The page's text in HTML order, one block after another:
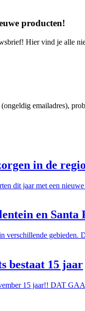
producten!
Hier vind je alle
emailadres),
in de regio
dit jaar met een
en Santa
verschillende gebieden.
bestaat 15 jaar
15 jaar!! DAT